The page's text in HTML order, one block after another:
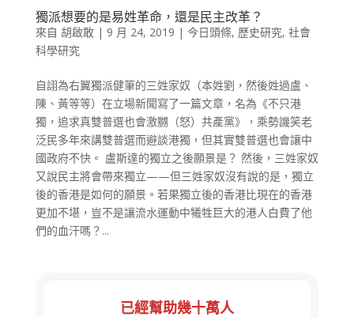
獨派想要的是易姓革命，還是民主改革？
來自 胡啟敢| 9 月 24, 2019 | 今日頭條, 歷史研究, 社會
科學研究
自詡為右翼獨派健筆的三姓家奴（本姓劉，然後姓過盧、
陳、黃等等）在立場新聞寫了一篇文章，名為《不只港
獨，追求真雙普選也會激嬲（怒）共產黨》，乘勢譏笑老
泛民多年來講雙普選而避談港獨，但其實雙普選也會讓中
國政府不快。 盧斯達的獨立之後願景是？ 然後，三姓家奴
又說民主將會帶來獨立——但三姓家奴沒有說的是，獨立
後的香港是如何的願景。若果獨立後的香港比現在的香港
更加不堪，豈不是讓流水運動中犧牲巨大的港人白費了他
們的血汗嗎？...
已經幫助幾十萬人